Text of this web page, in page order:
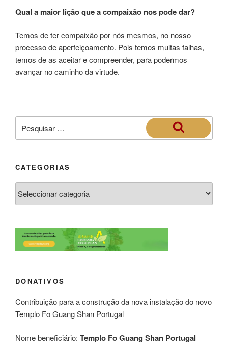
Qual a maior lição que a compaixão nos pode dar?
Temos de ter compaixão por nós mesmos, no nosso
processo de aperfeiçoamento. Pois temos muitas falhas,
temos de as aceitar e compreender, para podermos
avançar no caminho da virtude.
CATEGORIAS
DONATIVOS
Contribuição para a construção da nova instalação do novo
Templo Fo Guang Shan Portugal
Nome beneficiário: Templo Fo Guang Shan Portugal